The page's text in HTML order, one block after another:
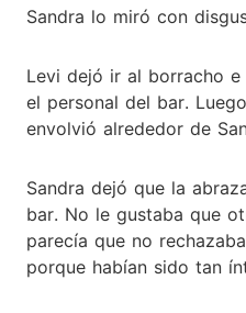
Sandra lo miró con
Levi dejó ir al borracho
el personal del bar.
envolvió alrededor de
Sandra dejó que la
bar. No le gustaba que
parecía que no
porque habían sido tan